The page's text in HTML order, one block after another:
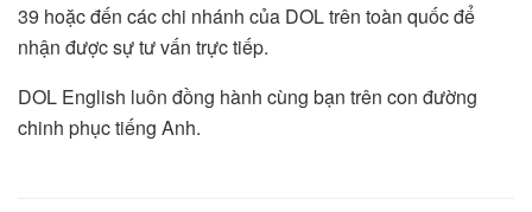
39 hoặc đến các chi nhánh của DOL trên toàn quốc để
nhận được sự tư vấn trực tiếp.
DOL English luôn đồng hành cùng bạn trên con đường
chinh phục tiếng Anh.